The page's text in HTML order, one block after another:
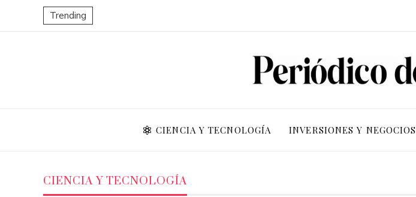
Trending
CIENCIA Y TECNOLOGÍA INVERSIONES Y NEGOCIOS
CIENCIA Y TECNOLOGÍA